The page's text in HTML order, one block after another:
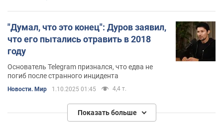
"Думал, что это конец": Дуров заявил,
что его пытались отравить в 2018
году
Основатель Telegram признался, что едва не
погиб после странного инцидента
Новости. Мир 1.10.2025 01:45 4,4 т.
Показать больше